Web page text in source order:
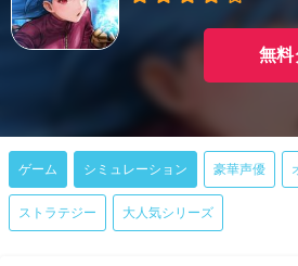
無料
ゲーム シミュレーション 豪華声優
ストラテジー 大人気シリーズ